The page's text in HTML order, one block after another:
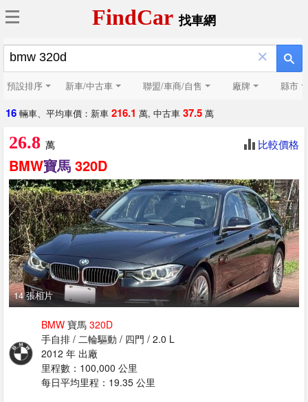
FindCar找車網
×
預設排序 新車/中古車 聯盟/車商/自售 廠牌 縣市
16 輛車、平均車價：新車 216.1 萬, 中古車 37.5 萬
26.8 萬 比較價格
BMW寶馬 320D
14 張相片
BMW 寶馬 320D
手自排 / 二輪驅動 / 四門 / 2.0 L
2012 年 出廠
里程數：100,000 公里
每日平均里程：19.35 公里